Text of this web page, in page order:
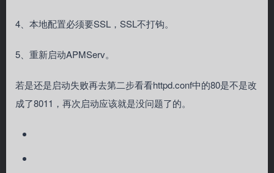
4、本地配置必须要SSL，SSL不打钩。
5、重新启动APMServ。
若是还是启动失败再去第二步看看httpd.conf中的80是不是改
成了8011，再次启动应该就是没问题了的。